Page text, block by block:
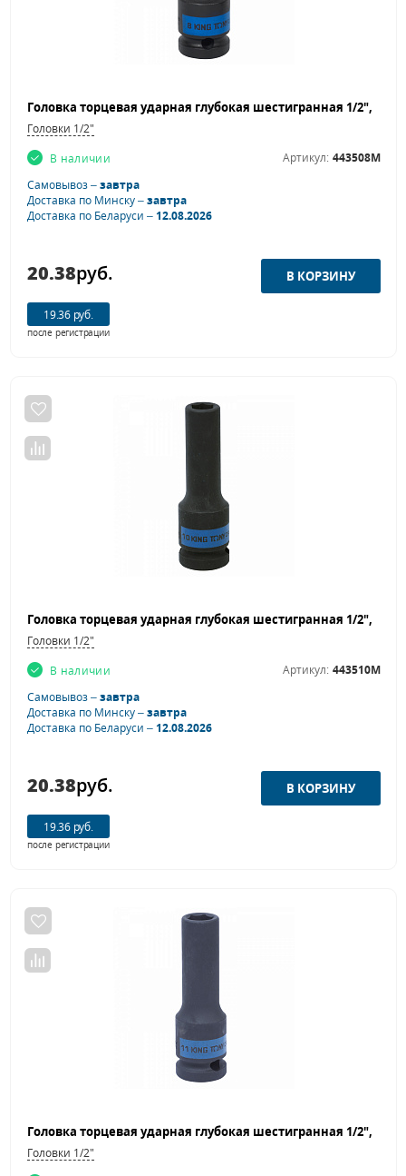
Головки 1/2"
В наличии
Артикул: 443508M
Самовывоз –завтра
Доставка по Минску –завтра
Доставка по Беларуси –12.08.2026
20.38руб.
19.36 руб.
после регистрации
Головки 1/2"
В наличии
Артикул: 443510M
Самовывоз –завтра
Доставка по Минску –завтра
Доставка по Беларуси –12.08.2026
20.38руб.
19.36 руб.
после регистрации
Головки 1/2"